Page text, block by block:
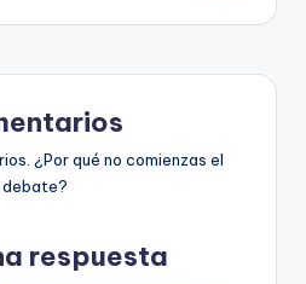
¿Por qué no comienzas el
debate?
respuesta